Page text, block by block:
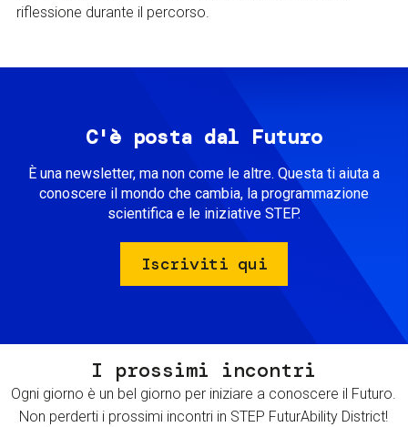
riflessione durante il percorso.
C'è posta dal Futuro
È una newsletter, ma non come le altre. Questa ti aiuta a
conoscere il mondo che cambia, la programmazione
scientifica e le iniziative STEP.
Iscriviti qui
I prossimi incontri
Ogni giorno è un bel giorno per iniziare a conoscere il Futuro.
Non perderti i prossimi incontri in STEP FuturAbility District!